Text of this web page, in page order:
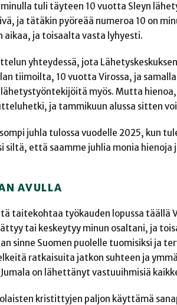
tuli täyteen 10 vuotta Sleyn
ja tätäkin pyöreää numeroa 10 on
aikaa, ja toisaalta vasta lyhyesti.
yhteydessä, jota
tiimoilta, 10 vuotta Virossa, ja
myös. Mutta
ja tammikuun alussa sitten
juhla tulossa vuodelle 2025, kun
siltä, että saamme juhlia monia hienoja
AVULLA
taitekohtaa työkauden lopussa täällä
tai keskeytyy minun osaltani, ja
sinne Suomen puolelle tuomisiksi ja
ratkaisuita jatkon suhteen ja
on lähettänyt vastuuihmisiä
kristittyjen paljon käyttämä